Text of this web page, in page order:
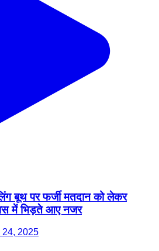
बूथ पर फर्जी मतदान को लेकर
में भिड़ते आए नजर
24, 2025